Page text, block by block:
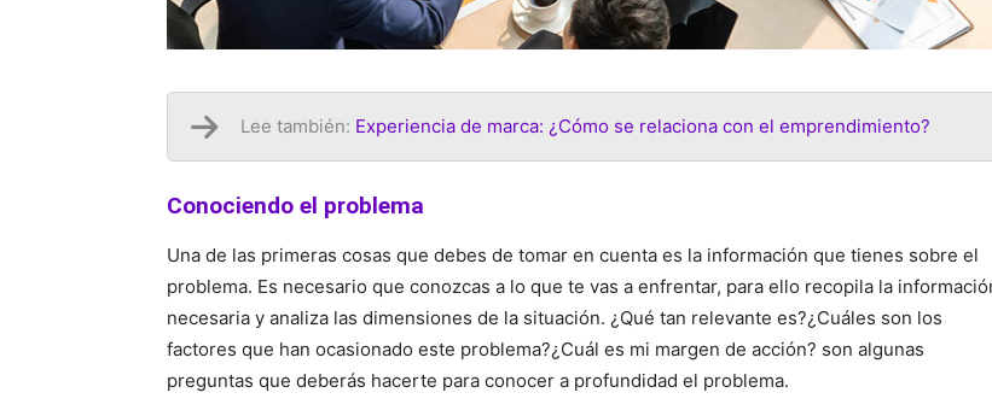
Lee también: Experiencia de marca: ¿Cómo se relaciona con el emprendimiento?
Conociendo el problema
Una de las primeras cosas que debes de tomar en cuenta es la información que tienes sobre el
problema. Es necesario que conozcas a lo que te vas a enfrentar, para ello recopila la
necesaria y analiza las dimensiones de la situación. ¿Qué tan relevante es?¿Cuáles son los
factores que han ocasionado este problema?¿Cuál es mi margen de acción? son algunas
preguntas que deberás hacerte para conocer a profundidad el problema.